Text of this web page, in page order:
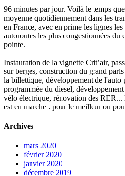
96 minutes par jour. Voilà le temps
moyenne quotidiennement dans les
en France, avec en prime les lignes
autoroutes les plus congestionnées du
pointe.
Instauration de la vignette Crit’air,
sur berges, construction du grand
la billettique, développement de l'auto
programmée du diesel,
vélo électrique, rénovation des RER...
est en marche : pour le meilleur ou
Archives
mars 2020
février 2020
janvier 2020
décembre 2019